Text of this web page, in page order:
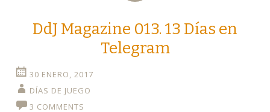
DdJ Magazine 013. 13 Días en
Telegram
30 ENERO, 2017
DÍAS DE JUEGO
3 COMMENTS